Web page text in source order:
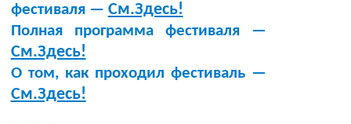
фестиваля — См.Здесь!
Полная программа фестиваля —
См.Здесь!
О том, как проходил фестиваль —
См.Здесь!